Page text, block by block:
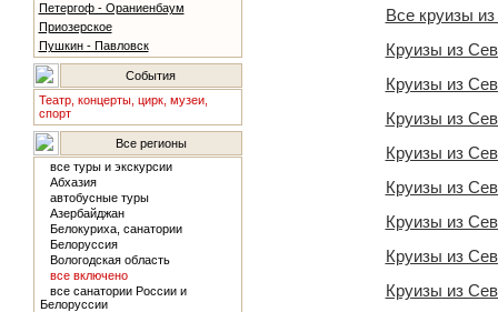
Петергоф - Ораниенбаум
Приозерское
Пушкин - Павловск
События
Театр, концерты, цирк, музеи,
спорт
Все регионы
все туры и экскурсии
Абхазия
автобусные туры
Азербайджан
Белокуриха, санатории
Белоруссия
Вологодская область
все включено
все санатории России и
Белоруссии
Все круизы
Круизы из
Круизы из
Круизы из
Круизы из
Круизы из
Круизы из
Круизы из
Круизы из